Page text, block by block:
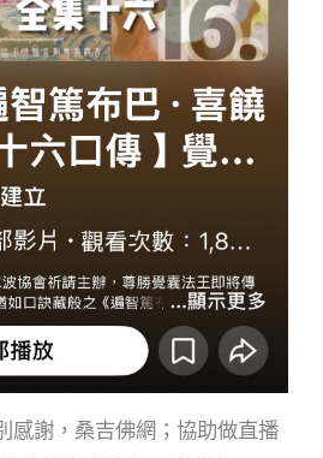
感謝，桑吉佛網；協助做直播